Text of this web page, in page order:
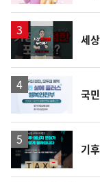
영
상
세
국
기